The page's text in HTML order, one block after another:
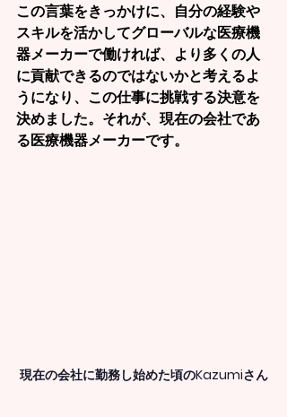
この言葉をきっかけに、自分の経験や
スキルを活かしてグローバルな医療機
器メーカーで働ければ、より多くの人
に貢献できるのではないかと考えるよ
うになり、この仕事に挑戦する決意を
決めました。それが、現在の会社であ
る医療機器メーカーです。
現在の会社に勤務し始めた頃のKazumiさん